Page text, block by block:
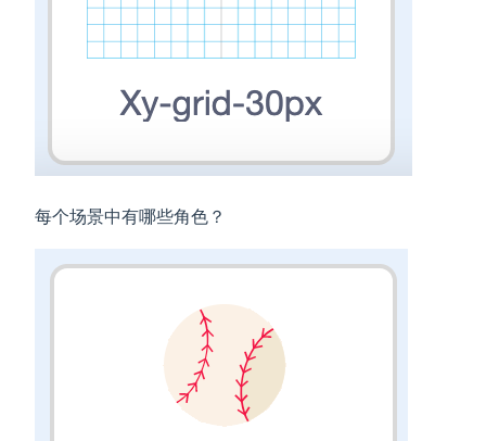
每个场景中有哪些角色？